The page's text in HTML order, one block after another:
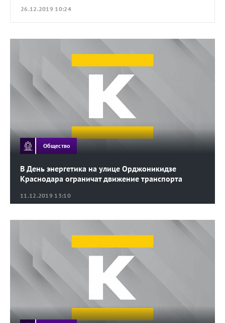
26.12.2019 10:24
11.12.2019 13:10
В День энергетика на улице Орджоникидзе
Краснодара ограничат движение транспорта
Общество